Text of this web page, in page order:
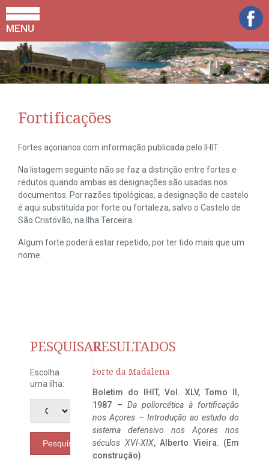
MENU
Fortificações
Fortes açorianos com informação publicada pelo IHIT.
Na listagem seguinte não se faz a distinção entre fortes e
redutos quando ambas as designações são usadas nos
documentos. Por razões tipológicas, a designação de castelo
é aqui substituída por forte ou fortaleza, salvo o Castelo de
São Cristóvão, na Ilha Terceira.
Algum forte poderá estar repetido, por ter tido mais que um
nome.
PESQUISAR
Escolha
uma ilha:
Pesquisar
RESULTADOS
Forte da Madalena
Boletim do IHIT, Vol. XLV, Tomo II,
1987 – Da poliorcética à fortificação
nos Açores – Introdução ao estudo do
sistema defensivo nos Açores nos
séculos XVI-XIX, Alberto Vieira. (Em
construção)